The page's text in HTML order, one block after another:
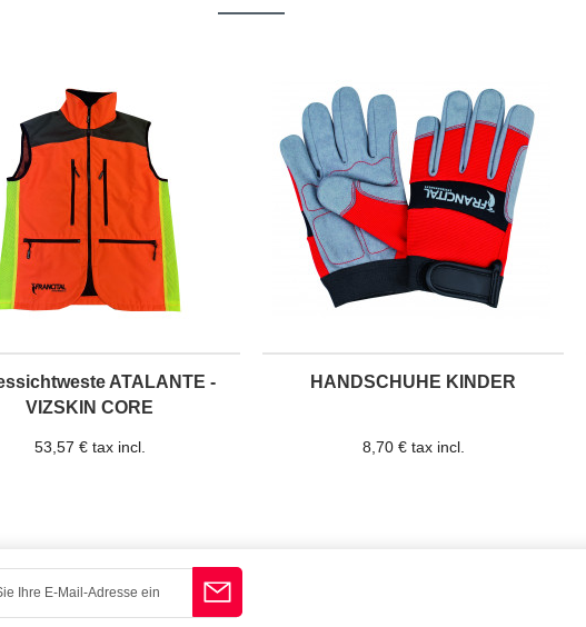
ATALANTE -
VIZSKIN CORE
53,57 € tax incl.
HANDSCHUHE KINDER
8,70 € tax incl.